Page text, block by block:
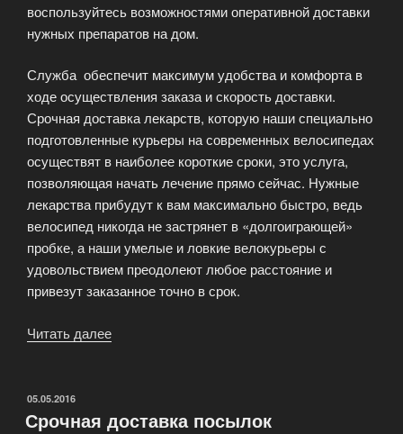
воспользуйтесь возможностями оперативной доставки
нужных препаратов на дом.
Служба обеспечит максимум удобства и комфорта в
ходе осуществления заказа и скорость доставки.
Срочная доставка лекарств, которую наши специально
подготовленные курьеры на современных велосипедах
осуществят в наиболее короткие сроки, это услуга,
позволяющая начать лечение прямо сейчас. Нужные
лекарства прибудут к вам максимально быстро, ведь
велосипед никогда не застрянет в «долгоиграющей»
пробке, а наши умелые и ловкие велокурьеры с
удовольствием преодолеют любое расстояние и
привезут заказанное точно в срок.
Читать далее
ОПУБЛИКОВАНО
05.05.2016
Срочная доставка посылок